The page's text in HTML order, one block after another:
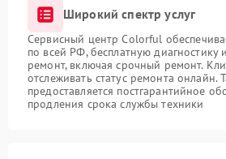
Широкий спектр услуг
Сервисный центр Colorful
по всей РФ, бесплатную диагностику
ремонт, включая срочный ремонт.
отслеживать статус ремонта онлайн.
предоставляется постгарантийное
продления срока службы техники